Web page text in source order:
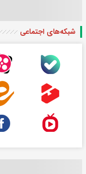
شبکه‌های اجتماعی